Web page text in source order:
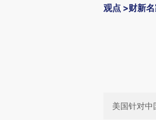
观点 >财新
美国针对中